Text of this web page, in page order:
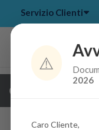
my
Servizio Clienti
Guarda i
⚠️
2026
Caro Cliente,